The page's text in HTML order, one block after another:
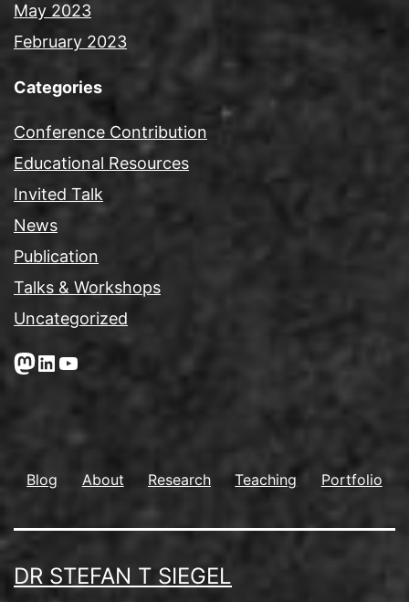
May 2023
February 2023
Categories
Conference Contribution
Educational Resources
Invited Talk
News
Publication
Talks & Workshops
Uncategorized
Mastodon
LinkedIn
YouTube
Blog About Research Teaching Portfolio
DR STEFAN T SIEGEL